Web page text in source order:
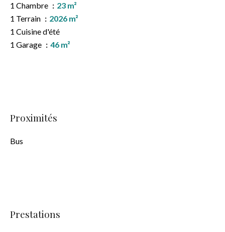
1 Chambre
23 m²
1 Terrain
2026 m²
1 Cuisine d'été
1 Garage
46 m²
Proximités
Bus
Prestations